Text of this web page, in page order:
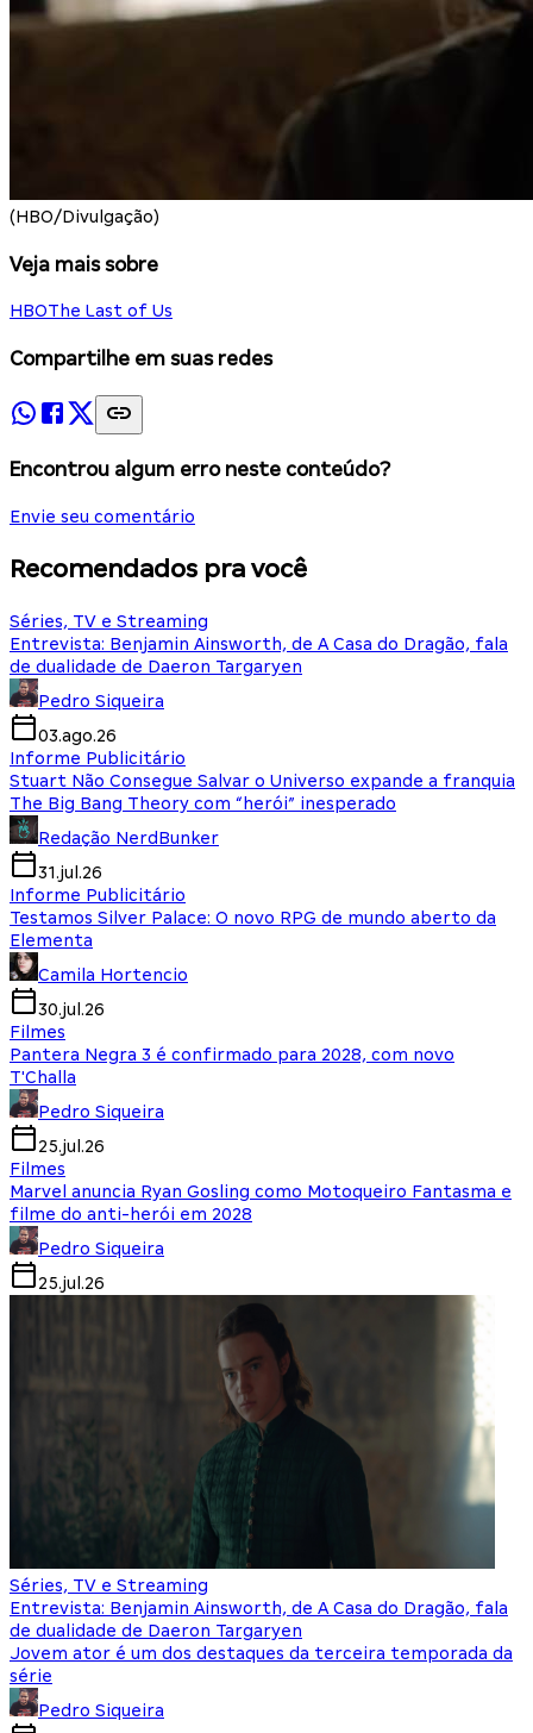
(HBO/Divulgação)
Veja mais sobre
HBOThe Last of Us
Compartilhe em suas redes
Encontrou algum erro neste conteúdo?
Envie seu comentário
Recomendados pra você
Séries, TV e Streaming
Entrevista: Benjamin Ainsworth, de A Casa do Dragão, fala
de dualidade de Daeron Targaryen
Pedro Siqueira
03.ago.26
Informe Publicitário
Stuart Não Consegue Salvar o Universo expande a franquia
The Big Bang Theory com “herói” inesperado
Redação NerdBunker
31.jul.26
Informe Publicitário
Testamos Silver Palace: O novo RPG de mundo aberto da
Elementa
Camila Hortencio
30.jul.26
Filmes
Pantera Negra 3 é confirmado para 2028, com novo
T'Challa
Pedro Siqueira
25.jul.26
Filmes
Marvel anuncia Ryan Gosling como Motoqueiro Fantasma e
filme do anti-herói em 2028
Pedro Siqueira
25.jul.26
Séries, TV e Streaming
Entrevista: Benjamin Ainsworth, de A Casa do Dragão, fala
de dualidade de Daeron Targaryen
Jovem ator é um dos destaques da terceira temporada da
série
Pedro Siqueira